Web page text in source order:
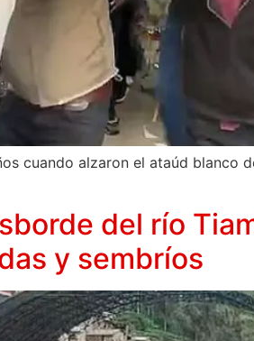
cuando alzaron el ataúd blanco
del río
y sembríos